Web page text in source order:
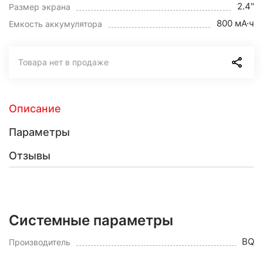
Размер экрана 2.4"
Емкость аккумулятора 800 мА·ч
Товара нет в продаже
Описание
Параметры
Отзывы
Системные параметры
Производитель BQ